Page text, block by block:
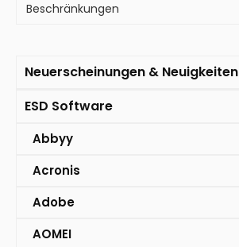
Beschränkungen
Neuerscheinungen & Neuigkeiten
ESD Software
Abbyy
Acronis
Adobe
AOMEI